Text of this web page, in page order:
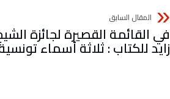
في القائمة القصيرة لجائزة
زايد للكتاب : ثلاثة أسماء